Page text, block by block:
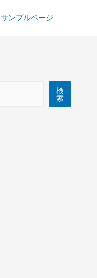
サンプルページ
検
索